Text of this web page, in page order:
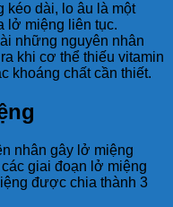
kéo dài, lo âu là một
lở miệng liên tục.
những nguyên nhân
khi cơ thể thiếu vitamin
khoáng chất cần thiết.
nhân gây lở miệng
giai đoạn lở miệng
được chia thành 3